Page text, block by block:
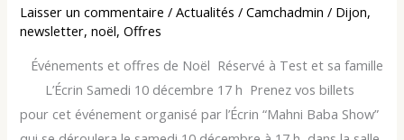
Laisser un commentaire /Actualités /Camchadmin/ Dijon,
newsletter,noël,Offres
­ ­ ­ Événements et offres de Noël ­ Réservé à Test et sa famille
­ ­ ­ ­ ­ ­ ­ L’Écrin Samedi 10 décembre 17 h ­ Prenez vos billets
pour cet événement organisé par l’Écrin “Mahni Baba Show”